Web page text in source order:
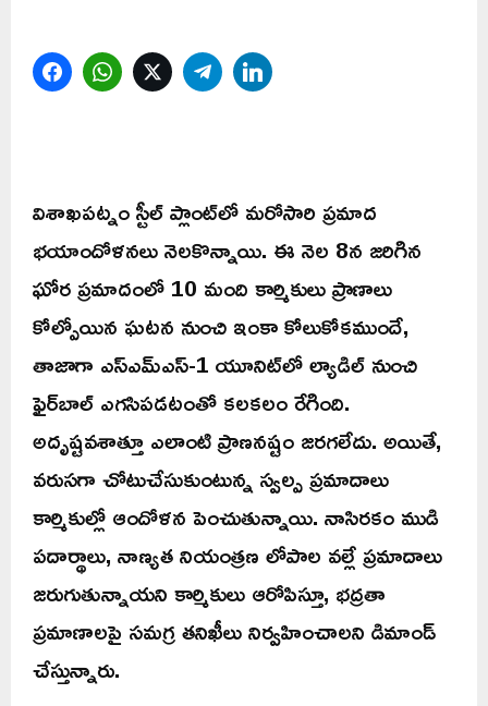
FacebookWhatsAppTwitterTelegram
విశాఖపట్నం స్టీల్ ప్లాంట్‌లో మరోసారి ప్రమాద
భయాందోళనలు నెలకొన్నాయి. ఈ నెల 8న జరిగిన
ఘోర ప్రమాదంలో 10 మంది కార్మికులు ప్రాణాలు
కోల్పోయిన ఘటన నుంచి ఇంకా కోలుకోకముందే,
తాజాగా ఎస్‌ఎమ్‌ఎస్-1 యూనిట్‌లో ల్యాడిల్ నుంచి
ఫైర్‌బాల్ ఎగసిపడటంతో కలకలం రేగింది.
అదృష్టవశాత్తూ ఎలాంటి ప్రాణనష్టం జరగలేదు. అయితే,
వరుసగా చోటుచేసుకుంటున్న స్వల్ప ప్రమాదాలు
కార్మికుల్లో ఆందోళన పెంచుతున్నాయి. నాసిరకం ముడి
పదార్థాలు, నాణ్యత నియంత్రణ లోపాల వల్లే ప్రమాదాలు
జరుగుతున్నాయని కార్మికులు ఆరోపిస్తూ, భద్రతా
ప్రమాణాలపై సమగ్ర తనిఖీలు నిర్వహించాలని డిమాండ్
చేస్తున్నారు.